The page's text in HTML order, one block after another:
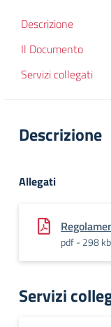
Descrizione
Il Documento
Servizi collegati
Descrizione
Allegati
pdf - 298 kb
Servizi